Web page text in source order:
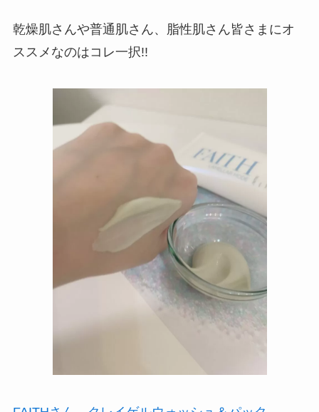
乾燥肌さんや普通肌さん、脂性肌さん皆さまにオ
ススメなのはコレ一択!!